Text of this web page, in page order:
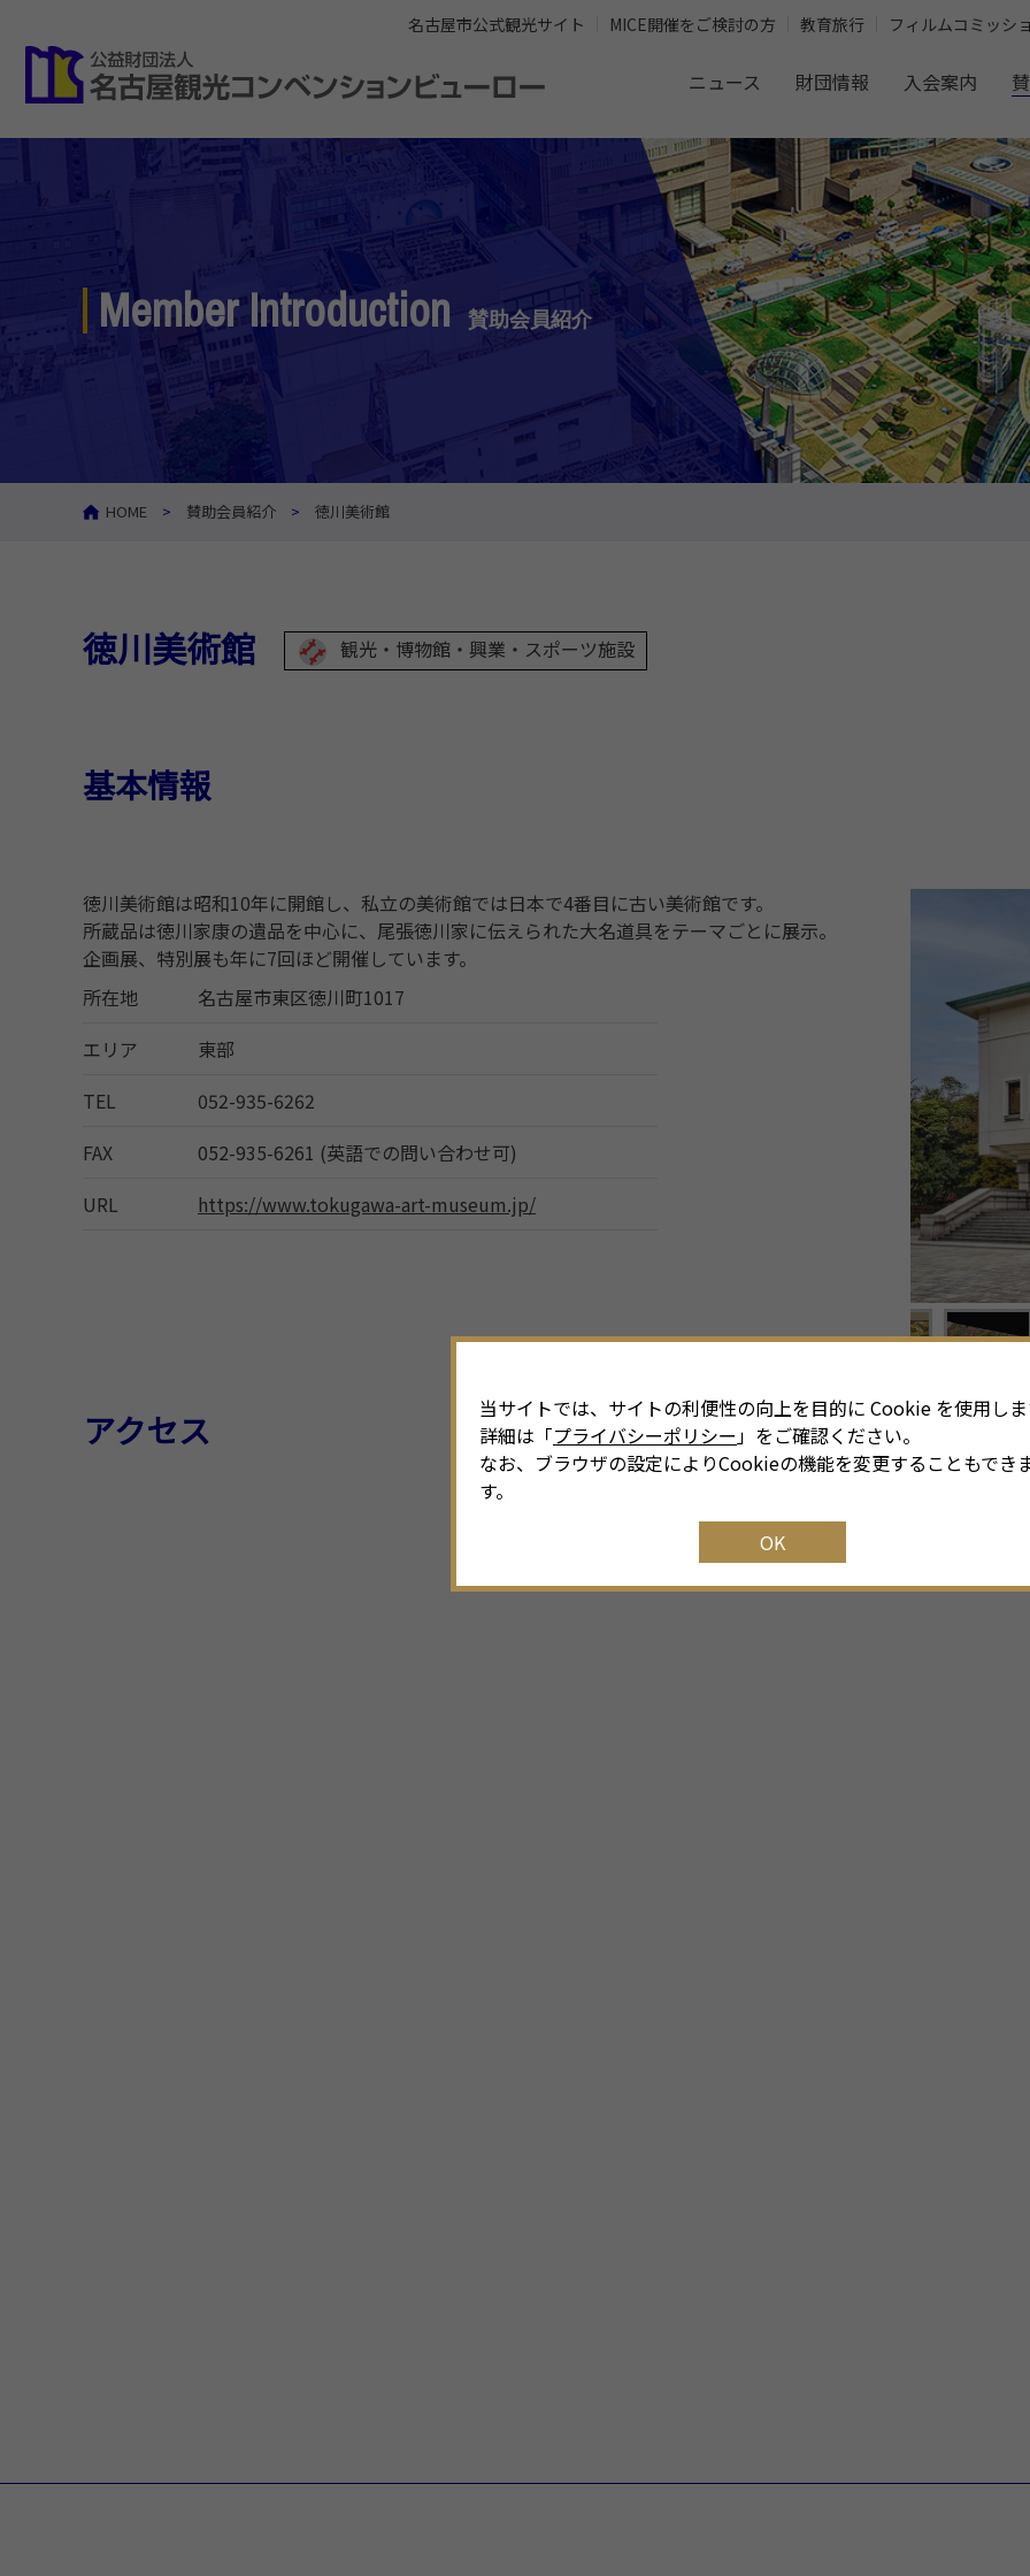
ニュース 財団情報 入会案内
名古屋市公式観光サイト MICE開催をご検討の方 教育旅行 フィルムコミッシ
Member Introduction 賛助会員紹介
HOME 賛助会員紹介 徳川美術館
徳川美術館 観光・博物館・興業・スポーツ施設
基本情報
徳川美術館は昭和10年に開館し、私立の美術館では日本で4番目に古い美術館です。
所蔵品は徳川家康の遺品を中心に、尾張徳川家に伝えられた大名道具をテーマごとに展示。
企画展、特別展も年に7回ほど開催しています。
所在地
名古屋市東区徳川町1017
エリア
東部
TEL
052-935-6262
FAX
052-935-6261 (英語での問い合わせ可)
URL
https://www.tokugawa-art-museum.jp/
アクセス
当サイトでは、サイトの利便性の向上を目的に Cookie を使用し
詳細は「プライバシーポリシー」をご確認ください。
なお、ブラウザの設定によりCookieの機能を変更することもでき
す。
OK